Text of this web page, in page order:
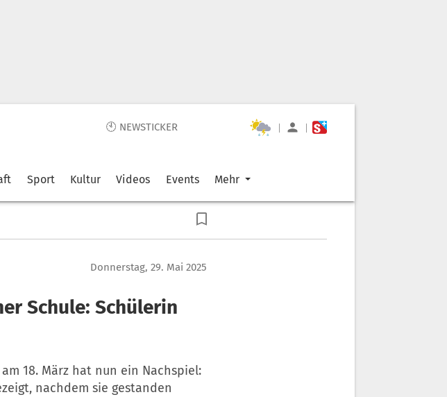
🕙 NEWSTICKER | |
Sport Kultur Videos Events Mehr
Donnerstag, 29. Mai 2025
Schule: Schülerin
18. März hat nun ein Nachspiel:
nachdem sie gestanden